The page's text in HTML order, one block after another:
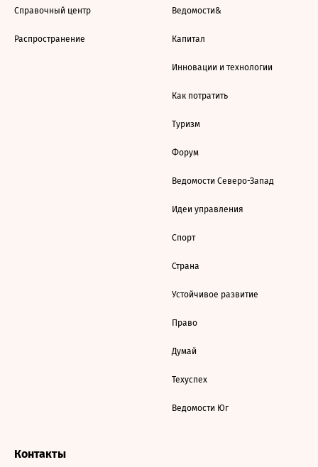
Справочный центр
Распространение
Ведомости&
Капитал
Инновации и технологии
Как потратить
Туризм
Форум
Ведомости Северо-Запад
Идеи управления
Спорт
Страна
Устойчивое развитие
Право
Думай
Техуспех
Ведомости Юг
Контакты